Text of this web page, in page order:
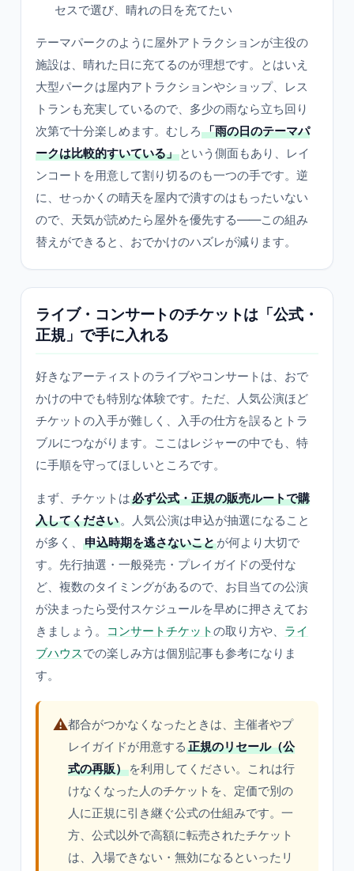
セスで選び、晴れの日を充てたい
テーマパークのように屋外アトラクションが主役の
施設は、晴れた日に充てるのが理想です。とはいえ
大型パークは屋内アトラクションやショップ、レス
トランも充実しているので、多少の雨なら立ち回り
次第で十分楽しめます。むしろ 「雨の日のテーマパ
ークは比較的すいている」 という側面もあり、レイ
ンコートを用意して割り切るのも一つの手です。逆
に、せっかくの晴天を屋内で潰すのはもったいない
ので、天気が読めたら屋外を優先する——この組み
替えができると、おでかけのハズレが減ります。
ライブ・コンサートのチケットは「公式・
正規」で手に入れる
好きなアーティストのライブやコンサートは、おで
かけの中でも特別な体験です。ただ、人気公演ほど
チケットの入手が難しく、入手の仕方を誤るとトラ
ブルにつながります。ここはレジャーの中でも、特
に手順を守ってほしいところです。
まず、チケットは必ず公式・正規の販売ルートで購
入してください。人気公演は申込が抽選になること
が多く、
申込時期を逃さないことが何より大切で
す。先行抽選・一般発売・プレイガイドの受付な
ど、複数のタイミングがあるので、お目当ての公演
が決まったら受付スケジュールを早めに押さえてお
きましょう。
コンサートチケットの取り方や、 ライ
ブハウスでの楽しみ方は個別記事も参考になりま
す。
⚠️都合がつかなくなったときは、主催者やプ
レイガイドが用意する 正規のリセール（公
式の再販） を利用してください。これは行
けなくなった人のチケットを、定価で別の
人に正規に引き継ぐ公式の仕組みです。一
方、公式以外で高額に転売されたチケット
は、入場できない・無効になるといったリ